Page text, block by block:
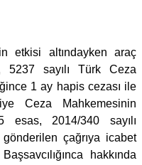
etkisi altındayken araç
5237 sayılı Türk Ceza
1 ay hapis cezası ile
Ceza Mahkemesinin
esas, 2014/340 sayılı
gönderilen çağrıya icabet
hakkında